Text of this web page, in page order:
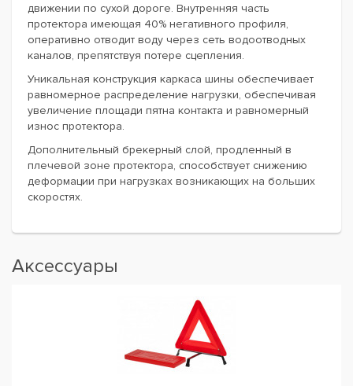
движении по сухой дороге. Внутренняя часть
протектора имеющая 40% негативного профиля,
оперативно отводит воду через сеть водоотводных
каналов, препятствуя потере сцепления.
Уникальная конструкция каркаса шины обеспечивает
равномерное распределение нагрузки, обеспечивая
увеличение площади пятна контакта и равномерный
износ протектора.
Дополнительный брекерный слой, продленный в
плечевой зоне протектора, способствует снижению
деформации при нагрузках возникающих на больших
скоростях.
Аксессуары